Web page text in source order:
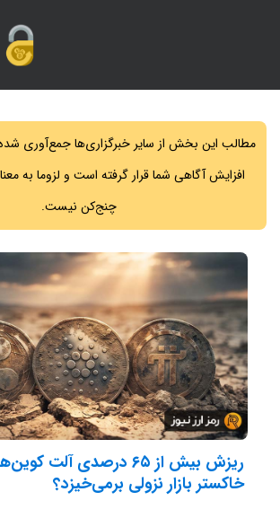
مطالب این بخش از سایر خبرگزاری‌ها جمع‌آوری
افزایش آگاهی شما قرار گرفته است و لزوما به
چنج‌کن نیست.
ریزش بیش از ۶۵ درصدی آلت
خاکستر بازار نزولی برمی‌خیزد؟